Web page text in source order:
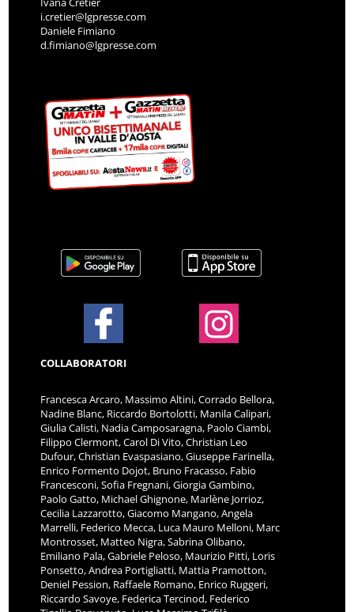
i.cretier@lgpresse.com
Daniele Fimiano
d.fimiano@lgpresse.com
COLLABORATORI
Francesca Arcaro, Massimo Altini, Corrado Bellora,
Nadine Blanc, Riccardo Bortolotti, Manila Calipari,
Giulia Calisti, Nadia Camposaragna, Paolo Ciambi,
Filippo Clermont, Carol Di Vito, Christian Leo
Dufour, Christian Evaspasiano, Giuseppe Farinella,
Enrico Formento Dojot, Bruno Fracasso, Fabio
Francesconi, Sofia Fregnani, Giorgia Gambino,
Paolo Gatto, Michael Ghignone, Marlène Jorrioz,
Cecilia Lazzarotto, Giacomo Mangano, Angela
Marrelli, Federico Mecca, Luca Mauro Melloni, Marc
Montrosset, Matteo Nigra, Sabrina Olibano,
Emiliano Pala, Gabriele Peloso, Maurizio Pitti, Loris
Ponsetto, Andrea Portigliatti, Mattia Pramotton,
Deniel Pession, Raffaele Romano, Enrico Ruggeri,
Riccardo Savoye, Federica Tercinod, Federico